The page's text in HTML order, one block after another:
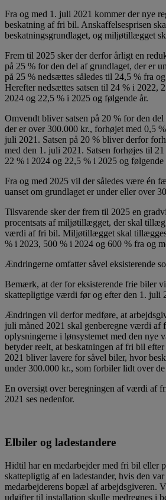
Fra og med 1. juli 2021 kommer der nye
beskatning af fri bil. Anskaffelsesprisen
beskatningsgrundlaget, og miljøtillægget
Frem til 2025 sker der derfor årligt en
på 25 % for den del af grundlaget, der er
på 25 % nedsættes således til 24,5 % fra
Herefter nedsættes satsen til 24 % i 2022,
2024 og 22,5 % i 2025 og følgende år.
Omvendt bliver satsen på 20 % for den
der er over 300.000 kr., forhøjet med 0,5
juli 2021. Satsen på 20 % bliver derfor
med den 1. juli 2021. Satsen forhøjes til
22 % i 2024 og 22,5 % i 2025 og følgende
Fra og med 2025 vil der således være én
uanset om grundlaget er under eller over
Tilsvarende sker der frem til 2025 en
procentsats af miljøtillægget, der skal
værdi af fri bil. Miljøtillægget skal
% i 2023, 500 % i 2024 og 600 % fra og
Ændringerne omfatter såvel eksisterende
Bemærk, at der for eksisterende frie biler
skattepligtige værdi før og efter den 1. juli
Ændringen vil derfor medføre, at
juli måned 2021 skal genberegne værdi af
oplysningerne i lønsystemet med den nye
betyder reelt, at beskatningen af fri bil
2021 bliver lavere for såvel biler, hvor
under 300.000 kr., som forbiler lidt over
En oversigt over beregningen af værdi af
2021 ses nedenfor.
Elbiler og ladestandere
Hidtil har en medarbejder med fri bil eller
skattepligtig af en ladestander, hvis den
medarbejderens bopæl af arbejdsgiveren.
udgifter til installation skulle medregnes i